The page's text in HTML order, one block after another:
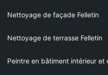
Nettoyage de façade Felletin
Nettoyage de terrasse Felletin
Peintre en bâtiment intérieur et